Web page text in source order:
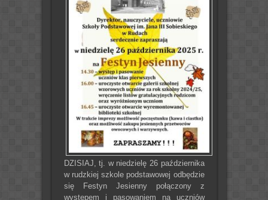
DZISIAJ, tj. w niedzielę 26 października
w rudzkiej szkole podstawowej odbędzie
się Festyn Jesienny połączony z
występem i pasowaniem na uczniów